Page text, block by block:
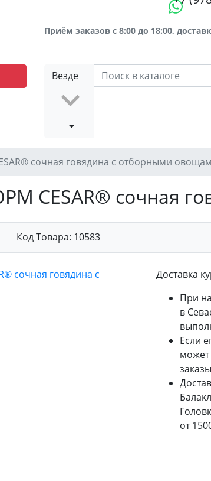
Приём заказов с 8:00 до 18:00,
Везде
сочная говядина с отборными
CESAR® сочная
Код Товара: 10583
Доставка
При
в
Если
может
от